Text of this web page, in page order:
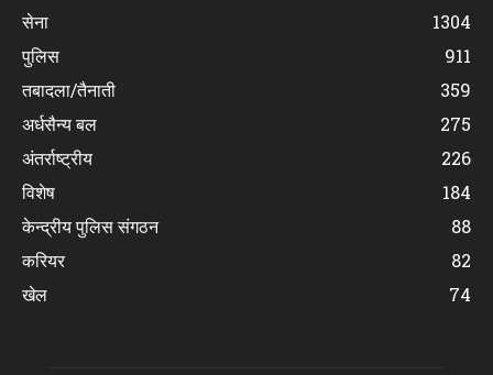
सेना
1304
पुलिस
911
तबादला/तैनाती
359
अर्धसैन्य बल
275
अंतर्राष्ट्रीय
226
विशेष
184
केन्द्रीय पुलिस संगठन
88
करियर
82
खेल
74